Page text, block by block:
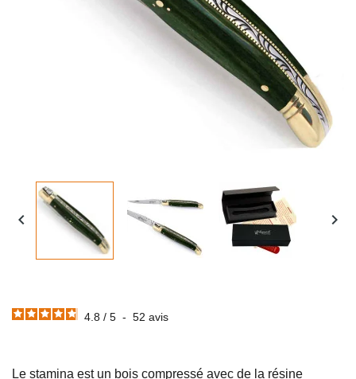
 
4.8 / 5 - 52 avis
Le stamina est un bois compressé avec de la résine